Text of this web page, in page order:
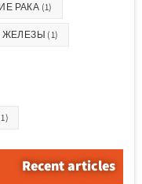
РАКА (1)
ЖЕЛЕЗЫ (1)
Recent articles